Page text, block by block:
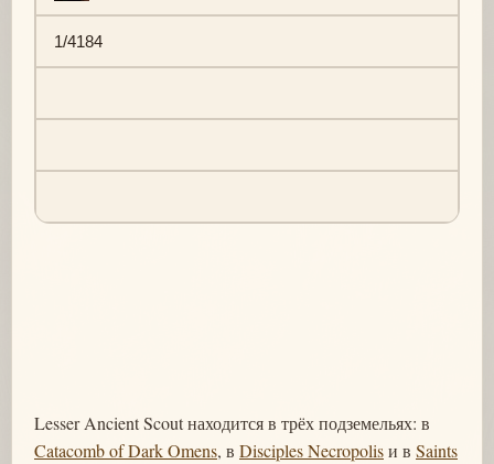
1/4184
Lesser Ancient Scout находится в трёх подземельях: в
Catacomb of Dark Omens, в Disciples Necropolisи в Saints